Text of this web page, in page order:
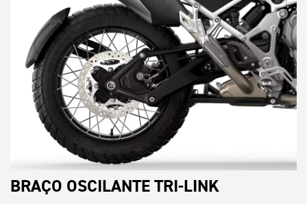
BRAÇO OSCILANTE TRI-LINK